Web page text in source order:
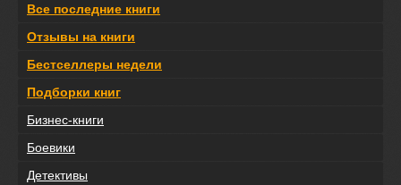
Все последние книги
Отзывы на книги
Бестселлеры недели
Подборки книг
Бизнес-книги
Боевики
Детективы